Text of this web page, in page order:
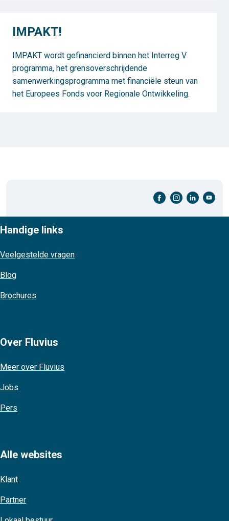
IMPAKT!
IMPAKT wordt gefinancierd binnen het Interreg V
programma, het grensoverschrijdende
samenwerkingsprogramma met financiële steun van
het Europees Fonds voor Regionale Ontwikkeling.
facebook-cirkel instagram-cirkel linkedin-cirkel youtube-cirkel
Handige links
Veelgestelde vragen
Blog
Brochures
Over Fluvius
Meer over Fluvius
Jobs
Pers
Alle websites
Klant
Partner